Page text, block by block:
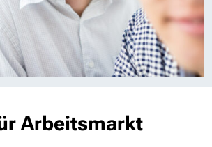
Arbeitsmarkt